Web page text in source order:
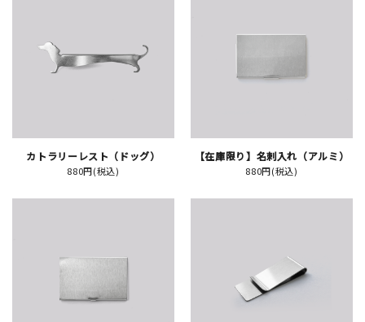
読みもの
新規会員登録
ログイン
カトラリーレスト（ドッグ）
880円(税込)
【在庫限り】名刺入れ（アルミ）
880円(税込)